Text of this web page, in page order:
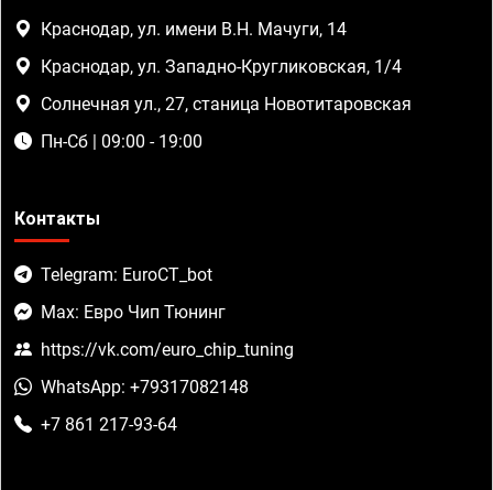
Краснодар, ул. имени В.Н. Мачуги, 14
Краснодар, ул. Западно-Кругликовская, 1/4
Солнечная ул., 27, станица Новотитаровская
Пн-Сб | 09:00 - 19:00
Контакты
Telegram: EuroCT_bot
Max: Евро Чип Тюнинг
https://vk.com/euro_chip_tuning
WhatsApp: +79317082148
+7 861 217-93-64